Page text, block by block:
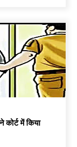
में किया